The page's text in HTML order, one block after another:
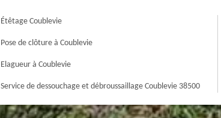
Étêtage Coublevie
Pose de clôture à Coublevie
Elagueur à Coublevie
Service de dessouchage et débroussaillage Coublevie 38500